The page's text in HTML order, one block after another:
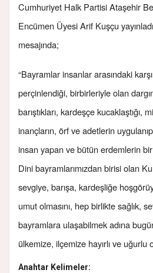
Cumhuriyet Halk Partisi Ataşehir
Encümen Üyesi Arif Kuşçu
mesajında;
“Bayramlar insanlar arasındaki
perçinlendiği, birbirleriyle olan
barıştıkları, kardeşçe kucaklaştığı,
inançların, örf ve adetlerin
insan yapan ve bütün erdemlerin
Dini bayramlarımızdan birisi olan
sevgiye, barışa, kardeşliğe
umut olmasını, hep birlikte sağlık,
bayramlara ulaşabilmek adına
ülkemize, ilçemize hayırlı ve uğurlu
Anahtar Kelimeler: